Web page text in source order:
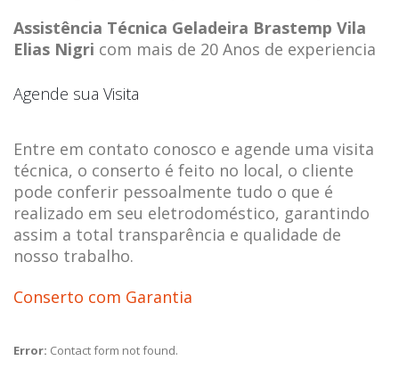
Assistência Técnica Geladeira Brastemp Vila
Elias Nigri com mais de 20 Anos de experiencia
Agende sua Visita
Entre em contato conosco e agende uma visita
técnica, o conserto é feito no local, o cliente
pode conferir pessoalmente tudo o que é
realizado em seu eletrodoméstico, garantindo
assim a total transparência e qualidade de
nosso trabalho.
Conserto com Garantia
Error: Contact form not found.